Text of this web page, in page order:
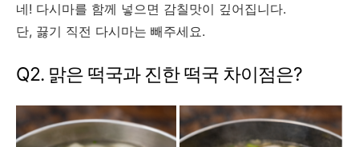
네! 다시마를 함께 넣으면 감칠맛이 깊어집니다.
단, 끓기 직전 다시마는 빼주세요.
Q2. 맑은 떡국과 진한 떡국 차이점은?